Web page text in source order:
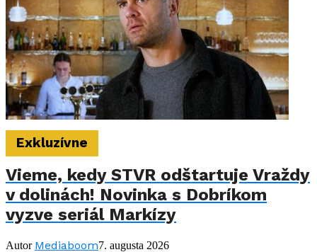
Exkluzívne
Vieme, kedy STVR odštartuje Vraždy
v dolinách! Novinka s Dobríkom
vyzve seriál Markízy
Autor Mediaboom7. augusta 2026